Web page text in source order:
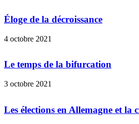
Éloge de la décroissance
4 octobre 2021
Le temps de la bifurcation
3 octobre 2021
Les élections en Allemagne et